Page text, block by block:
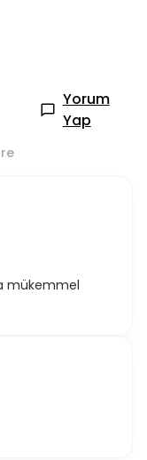
Yorum
Yap
mükemmel